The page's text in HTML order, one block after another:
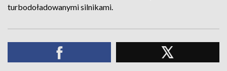
turbodoładowanymi silnikami.